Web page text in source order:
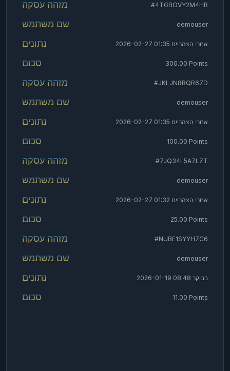
#4TGBOVY2M4HR
demouser
2026-02-27 01:35 אחרי הצהריים
300.00 Points
#JKLJN8BQR67D
demouser
2026-02-27 01:35 אחרי הצהריים
100.00 Points
#7JQ34L5A7LZT
demouser
2026-02-27 01:32 אחרי הצהריים
25.00 Points
#NUBE1SYYH7C6
demouser
2026-01-19 08:48 בבוקר
11.00 Points